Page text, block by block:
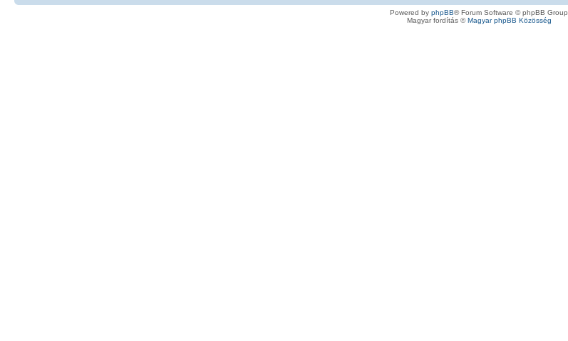
Powered by phpBB® Forum Software © phpBB Group
Magyar fordítás ©Magyar phpBB Közösség